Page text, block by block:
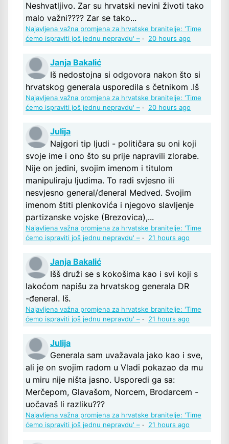
Neshvatljivo. Zar su hrvatski nevini životi tako
malo važni???? Zar se tako...
Najavljena važna promjena za hrvatske branitelje: 'Time
ćemo ispraviti još jednu nepravdu' – · 20 hours ago
Janja Bakalić
Iš nedostojna si odgovora nakon što si
hrvatskog generala usporedila s četnikom .Iš
Najavljena važna promjena za hrvatske branitelje: 'Time
ćemo ispraviti još jednu nepravdu' – · 20 hours ago
Julija
Najgori tip ljudi - političara su oni koji
svoje ime i ono što su prije napravili zlorabe.
Nije on jedini, svojim imenom i titulom
manipuliraju ljudima. To radi svjesno ili
nesvjesno general/đeneral Medved. Svojim
imenom štiti plenkovića i njegovo slavljenje
partizanske vojske (Brezovica),...
Najavljena važna promjena za hrvatske branitelje: 'Time
ćemo ispraviti još jednu nepravdu' – · 21 hours ago
Janja Bakalić
Išš druži se s kokošima kao i svi koji s
lakoćom napišu za hrvatskog generala DR
-đeneral. Iš.
Najavljena važna promjena za hrvatske branitelje: 'Time
ćemo ispraviti još jednu nepravdu' – · 21 hours ago
Julija
Generala sam uvažavala jako kao i sve,
ali je on svojim radom u Vladi pokazao da mu
u miru nije ništa jasno. Usporedi ga sa:
Merčepom, Glavašom, Norcem, Brodarcem -
uočavaš li razliku???
Najavljena važna promjena za hrvatske branitelje: 'Time
ćemo ispraviti još jednu nepravdu' – · 21 hours ago